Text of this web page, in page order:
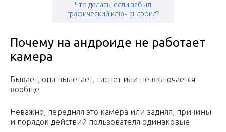
Что делать, если забыл
графический ключ андроид?
Почему на андроиде не работает
камера
Бывает, она вылетает, гаснет или не включается
вообще
Неважно, передняя это камера или задняя, причины
и порядок действий пользователя одинаковые